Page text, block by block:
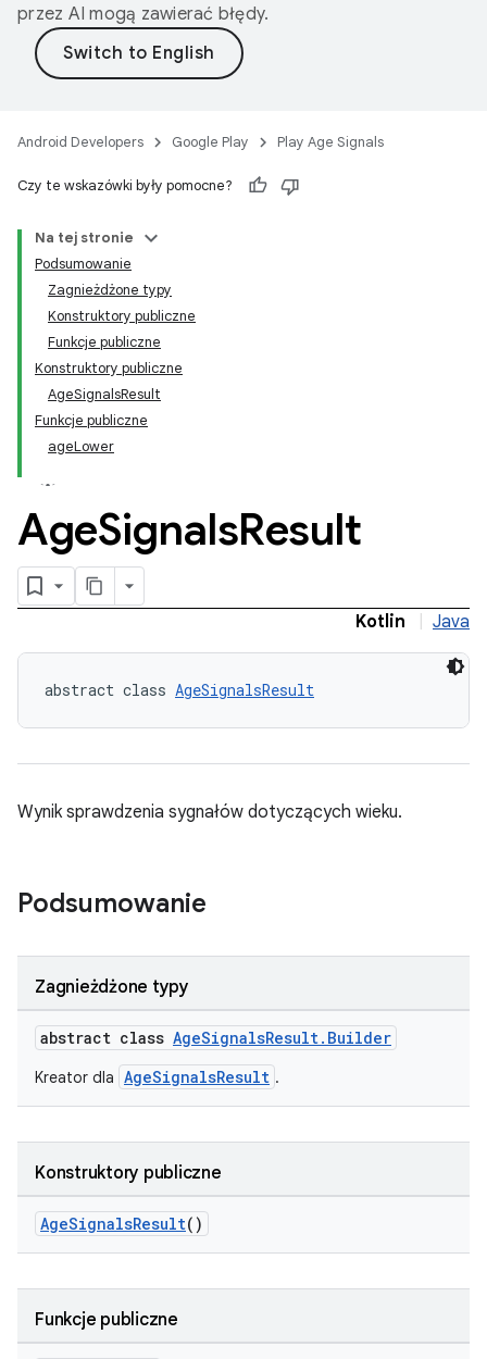
przez AI mogą zawierać błędy.
Android Developers Google Play Play Age Signals
Czy te wskazówki były pomocne?
Na tej stronie
Podsumowanie
Zagnieżdżone typy
Konstruktory publiczne
Funkcje publiczne
Konstruktory publiczne
AgeSignalsResult
Funkcje publiczne
ageLower
AgeSignalsResult
Kotlin Java
abstract class AgeSignalsResult
Wynik sprawdzenia sygnałów dotyczących wieku.
Podsumowanie
Zagnieżdżone typy
abstract class AgeSignalsResult.Builder
Kreator dla AgeSignalsResult .
Konstruktory publiczne
AgeSignalsResult()
Funkcje publiczne